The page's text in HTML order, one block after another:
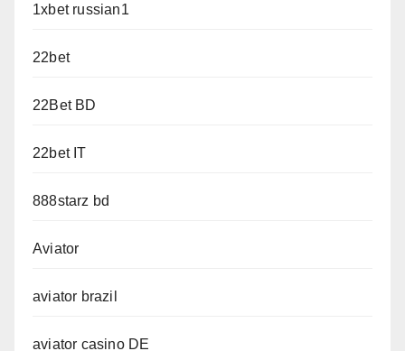
1xbet russian1
22bet
22Bet BD
22bet IT
888starz bd
Aviator
aviator brazil
aviator casino DE